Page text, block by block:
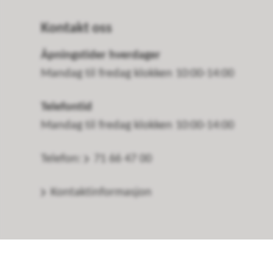
Kontakt oss
Åpningstider hverdager
Mandag til fredag klokken 10:00-14:00
Telefontid
Mandag til fredag klokken 10:00-14:00
Telefon: 71 66 47 00
Kontaktinformasjon